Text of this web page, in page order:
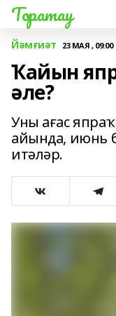
Торатау
Йәмғиәт 23 МАЯ , 09:00
Ҡайын
әле?
Уны ағас
айында, июнь
итәләр.